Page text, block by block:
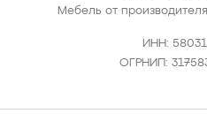
Мебель от
ИНН:
ОГРНИП: